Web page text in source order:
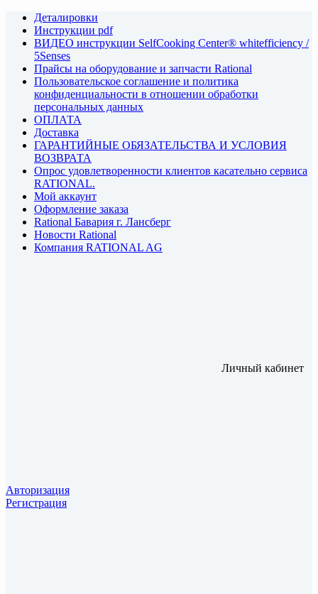
Деталировки
Инструкции pdf
ВИДЕО инструкции SelfCooking Center® whitefficiency /
5Senses
Прайсы на оборудование и запчасти Rational
Пользовательское соглашение и политика
конфиденциальности в отношении обработки
персональных данных
ОПЛАТА
Доставка
ГАРАНТИЙНЫЕ ОБЯЗАТЕЛЬСТВА И УСЛОВИЯ
ВОЗВРАТА
Опрос удовлетворенности клиентов касательно сервиса
RATIONAL.
Мой аккаунт
Оформление заказа
Rational Бавария г. Лансберг
Новости Rational
Компания RATIONAL AG
Личный кабинет
Авторизация
Регистрация